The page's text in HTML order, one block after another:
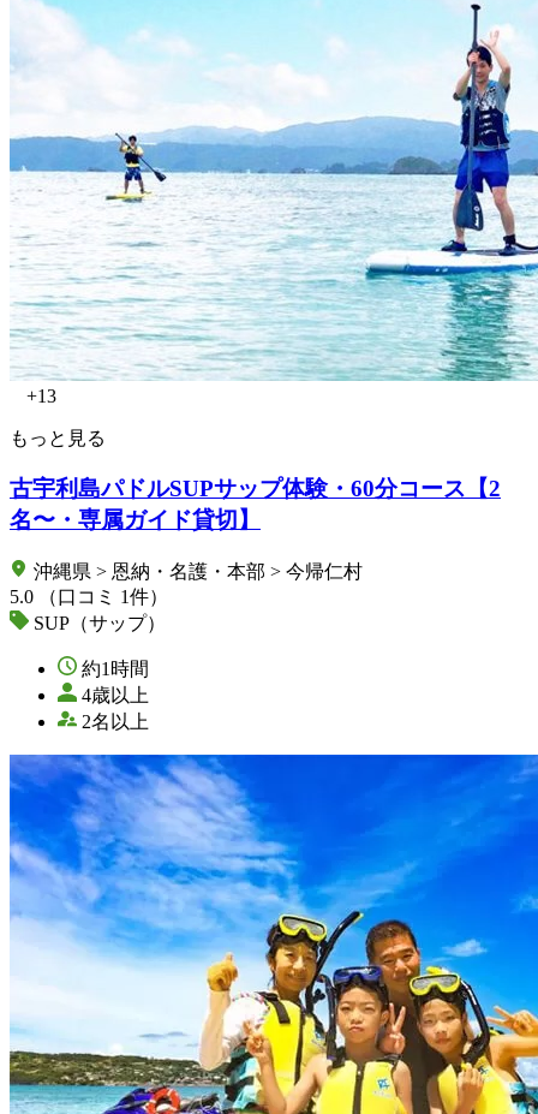
+13
もっと見る
古宇利島パドルSUPサップ体験・60分コース【2
名〜・専属ガイド貸切】
沖縄県 > 恩納・名護・本部 > 今帰仁村
5.0
（口コミ 1件）
SUP（サップ）
約1時間
4歳以上
2名以上